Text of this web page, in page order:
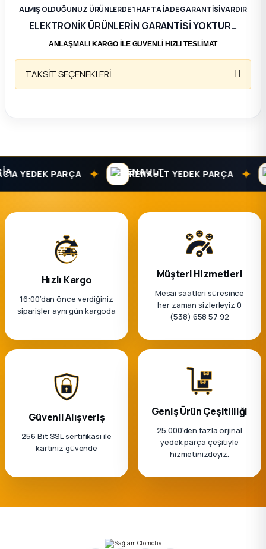
ALMIŞ OLDUĞUNUZ ÜRÜNLERDE 1 HAFTA İADE GARANTİSİ VARDIR
ELEKTRONİK ÜRÜNLERİN GARANTİSİ YOKTUR…
ANLAŞMALI KARGO İLE GÜVENLİ HIZLI TESLİMAT
TAKSİT SEÇENEKLERİ
YEDEK PARÇA ✦ RENAULT YEDEK PARÇA ✦
Hızlı Kargo
16:00’dan önce verdiğiniz
siparişler aynı gün kargoda
Müşteri Hizmetleri
Mesai saatleri süresince
her zaman sizlerleyiz 0
(538) 658 57 92
Güvenli Alışveriş
256 Bit SSL sertifikası ile
kartınız güvende
Geniş Ürün Çeşitliliği
25.000'den fazla orjinal
yedek parça çeşitiyle
hizmetinizdeyiz.